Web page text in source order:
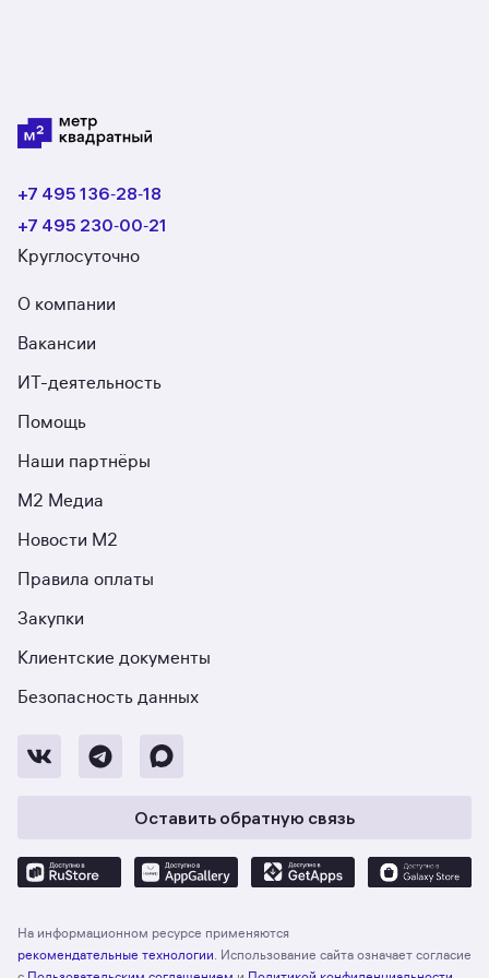
+7 495 136‑28‑18
+7 495 230‑00‑21
Круглосуточно
О компании
Вакансии
ИТ-деятельность
Помощь
Наши партнёры
М2 Медиа
Новости М2
Правила оплаты
Закупки
Клиентские документы
Безопасность данных
Оставить обратную связь
На информационном ресурсе применяются
рекомендательные технологии . Использование сайта означает согласие